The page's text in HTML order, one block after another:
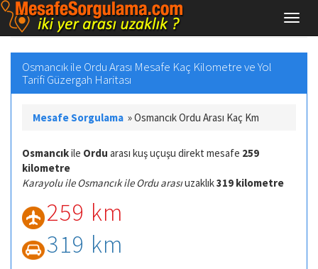
Osmancık ile Ordu Arası Mesafe Kaç Kilometre ve Yol
Tarifi Güzergah Haritası
Mesafe Sorgulama »Osmancık Ordu Arası Kaç Km
Osmancıkile Ordu arası kuş uçuşu direkt mesafe 259
kilometre
Karayolu ile Osmancık ile Ordu arasıuzaklık319 kilometre
259 km
319 km